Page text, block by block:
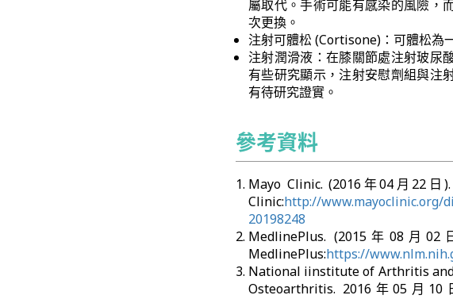
屬取代。手術可能有感染的風險，
次更換。
注射可體松 (Cortisone)：可體松為
注射潤滑液：在膝關節處注射玻尿
有些研究顯示，注射安慰劑組與注
有待研究證實。
參考資料
Mayo Clinic. (2016年04月22
Clinic:http://www.mayoclinic.org/
20198248
MedlinePlus. (2015年08月
MedlinePlus:https://
National iinstitute of Arthritis and
Osteoarthritis. 2016年05月